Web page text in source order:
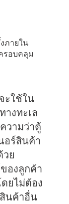
ภายใน
รอบคลุม
ะใช้ใน
างทะเล
วามว่าตู้
อร์สินค้า
วย
องลูกค้า
ดยไม่ต้อง
นค้าอื่น